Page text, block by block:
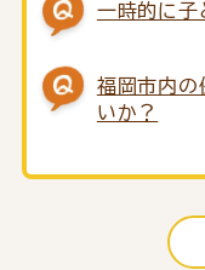
一時的に子
福岡市内の
いか？